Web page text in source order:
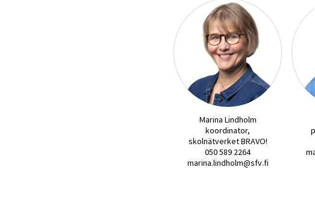
Marina Lindholm
koordinator,
skolnätverket BRAVO!
050 589 2264
marina.lindholm@sfv.fi